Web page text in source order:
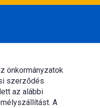
önkormányzatok
szerződés
az alábbi
A